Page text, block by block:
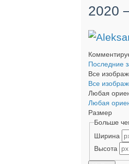
2020
Последние
Все
Все
Любая
Любая
Размер
Больше
Ширина
Высота